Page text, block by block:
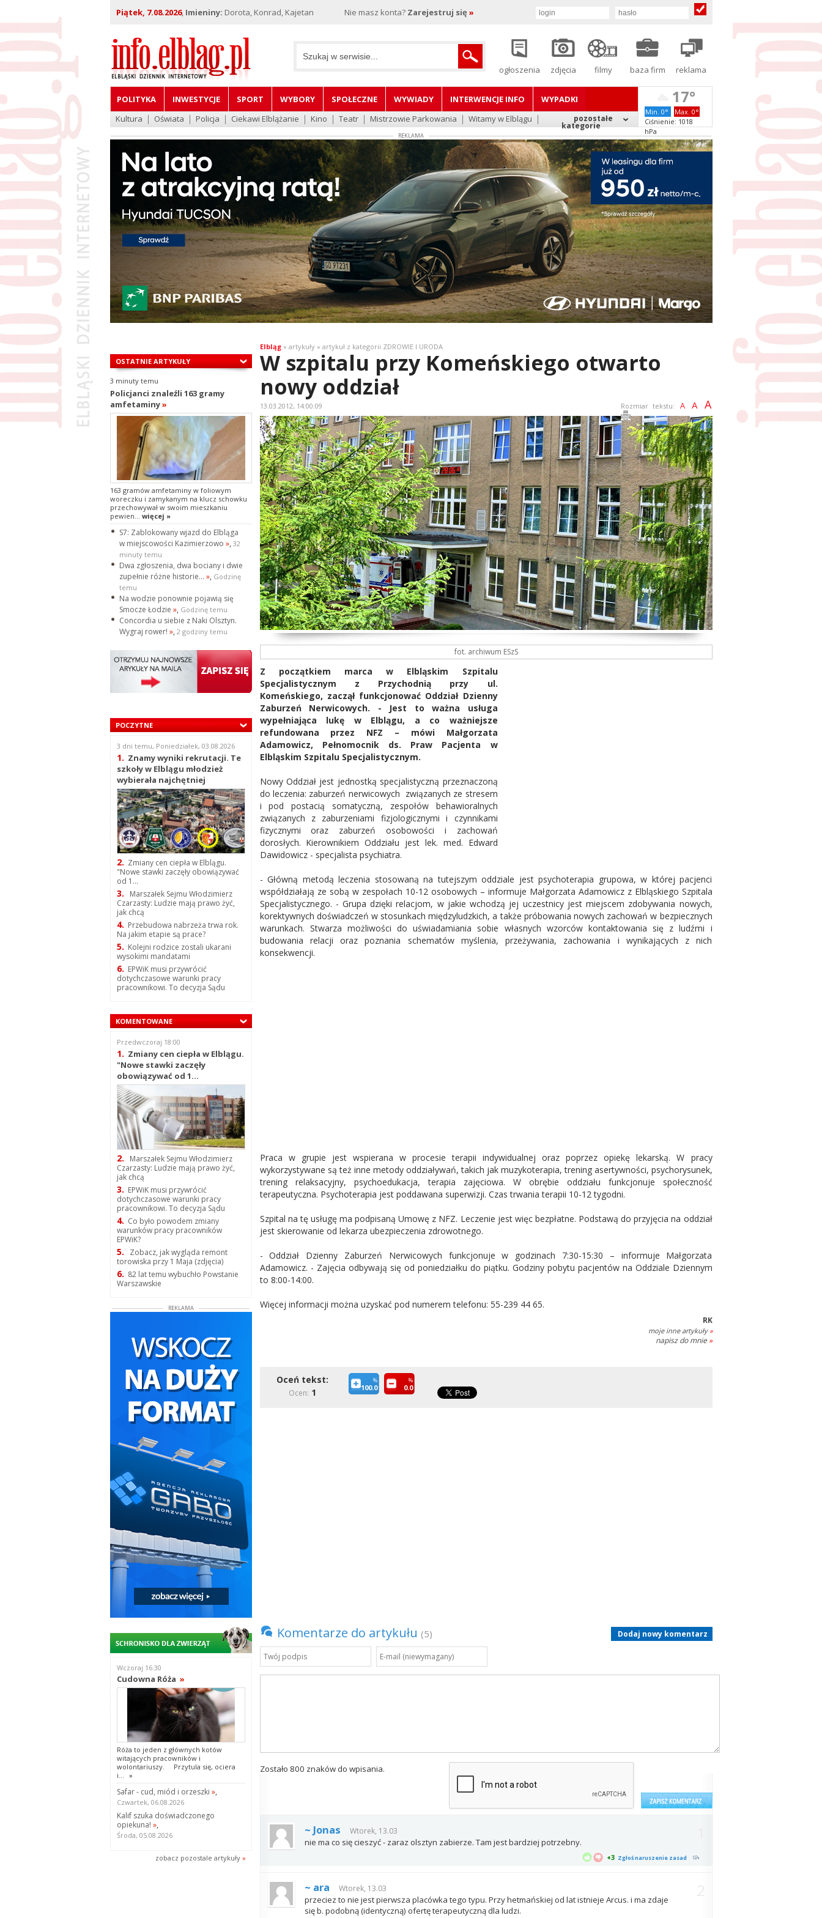
Piątek, 7.08.2026, Imieniny: Dorota, Konrad, Kajetan Nie masz konta? Zarejestruj się »
ogłoszenia zdjęcia filmy baza firm reklama
POLITYKA INWESTYCJE SPORT WYBORY SPOŁECZNE WYWIADY INTERWENCJE INFO
WYPADKI
Kultura
Oświata Policja Ciekawi Elblążanie Kino Teatr Mistrzowie Parkowania Witamy w Elblągu pozostałe
kategorie
17°
Min. 0°
Max. 0°
Ciśnienie: 1018
hPa
REKLAMA
OSTATNIE ARTYKUŁY
3 minuty temu
Policjanci znaleźli 163 gramy
amfetaminy»
163 gramów amfetaminy w foliowym
woreczku i zamykanym na klucz schowku
przechowywał w swoim mieszkaniu
pewien... więcej »
S7: Zablokowany wjazd do Elbląga
w miejscowości Kazimierzowo », 32
minuty temu
Dwa zgłoszenia, dwa bociany i dwie
zupełnie różne historie... », Godzinę
temu
Na wodzie ponownie pojawią się
Smocze Łodzie », Godzinę temu
Concordia u siebie z Naki Olsztyn.
Wygraj rower! », 2 godziny temu
POCZYTNE
3 dni temu, Poniedziałek, 03.08.2026
1. Znamy wyniki rekrutacji. Te
szkoły w Elblągu młodzież
wybierała najchętniej
2. Zmiany cen ciepła w Elblągu.
"Nowe stawki zaczęły obowiązywać
od 1...
3.
Marszałek Sejmu Włodzimierz
Czarzasty: Ludzie mają prawo żyć,
jak chcą
4. Przebudowa nabrzeża trwa rok.
Na jakim etapie są prace?
5. Kolejni rodzice zostali ukarani
wysokimi mandatami
6. EPWiK musi przywrócić
dotychczasowe warunki pracy
pracownikowi. To decyzja Sądu
KOMENTOWANE
Przedwczoraj 18:00
1. Zmiany cen ciepła w Elblągu.
"Nowe stawki zaczęły
obowiązywać od 1...
2.
Marszałek Sejmu Włodzimierz
Czarzasty: Ludzie mają prawo żyć,
jak chcą
3. EPWiK musi przywrócić
dotychczasowe warunki pracy
pracownikowi. To decyzja Sądu
4. Co było powodem zmiany
warunków pracy pracowników
EPWiK?
5.
Zobacz, jak wygląda remont
torowiska przy 1 Maja (zdjęcia)
6. 82 lat temu wybuchło Powstanie
Warszawskie
REKLAMA
Wczoraj 16:30
Cudowna Róża »
Róża to jeden z głównych kotów
witających pracowników i
wolontariuszy. Przytula się, ociera
i... »
Safar - cud, miód i orzeszki »,
Czwartek, 06.08.2026
Kalif szuka doświadczonego
opiekuna! »,
Środa, 05.08.2026
zobacz pozostale artykuły »
Elbląg» artykuły » artykuł z kategorii ZDROWIE I URODA
W szpitalu przy Komeńskiego otwarto
nowy oddział
13.03.2012, 14:00:09 Rozmiar tekstu: A A A
fot. archiwum ESzS
Z początkiem marca w Elbląskim Szpitalu
Specjalistycznym z Przychodnią przy ul.
Komeńskiego, zaczął funkcjonować Oddział Dzienny
Zaburzeń Nerwicowych. - Jest to ważna usługa
wypełniająca lukę w Elblągu, a co ważniejsze
refundowana przez NFZ – mówi Małgorzata
Adamowicz, Pełnomocnik ds. Praw Pacjenta w
Elbląskim Szpitalu Specjalistycznym.
Nowy Oddział jest jednostką specjalistyczną przeznaczoną
do leczenia: zaburzeń nerwicowych związanych ze stresem
i pod postacią somatyczną, zespołów behawioralnych
związanych z zaburzeniami fizjologicznymi i czynnikami
fizycznymi oraz zaburzeń osobowości i zachowań
dorosłych. Kierownikiem Oddziału jest lek. med. Edward
Dawidowicz - specjalista psychiatra.
- Główną metodą leczenia stosowaną na tutejszym oddziale jest psychoterapia grupowa, w której pacjenci
współdziałają ze sobą w zespołach 10-12 osobowych – informuje Małgorzata Adamowicz z Elbląskiego Szpitala
Specjalistycznego. - Grupa dzięki relacjom, w jakie wchodzą jej uczestnicy jest miejscem zdobywania nowych,
korektywnych doświadczeń w stosunkach międzyludzkich, a także próbowania nowych zachowań w bezpiecznych
warunkach. Stwarza możliwości do uświadamiania sobie własnych wzorców kontaktowania się z ludźmi i
budowania relacji oraz poznania schematów myślenia, przeżywania, zachowania i wynikających z nich
konsekwencji.
Praca w grupie jest wspierana w procesie terapii indywidualnej oraz poprzez opiekę lekarską. W pracy
wykorzystywane są też inne metody oddziaływań, takich jak muzykoterapia, trening asertywności, psychorysunek,
trening relaksacyjny, psychoedukacja, terapia zajęciowa. W obrębie oddziału funkcjonuje społeczność
terapeutyczna. Psychoterapia jest poddawana superwizji. Czas trwania terapii 10-12 tygodni.
Szpital na tę usługę ma podpisaną Umowę z NFZ. Leczenie jest więc bezpłatne. Podstawą do przyjęcia na oddział
jest skierowanie od lekarza ubezpieczenia zdrowotnego.
- Oddział Dzienny Zaburzeń Nerwicowych funkcjonuje w godzinach 7:30-15:30 – informuje Małgorzata
Adamowicz. - Zajęcia odbywają się od poniedziałku do piątku. Godziny pobytu pacjentów na Oddziale Dziennym
to 8:00-14:00.
Więcej informacji można uzyskać pod numerem telefonu: 55-239 44 65.
RK
moje inne artykuły »
napisz do mnie »
Oceń tekst:
Ocen: 1
%
100.0
%
0.0
Komentarze do artykułu (5) Dodaj nowy komentarz
Zostało 800 znaków do wpisania.
+3
~ Jonas Wtorek, 13.03
nie ma co się cieszyć - zaraz olsztyn zabierze. Tam jest bardziej potrzebny.
Zgłoś naruszenie zasad
~ ara Wtorek, 13.03
przeciez to nie jest pierwsza placówka tego typu. Przy hetmańskiej od lat istnieje Arcus. i ma zdaje
się b. podobną (identyczną) ofertę terapeutyczną dla ludzi.